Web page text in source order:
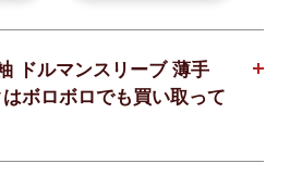
ドルマンスリーブ 薄手
ボロボロでも買い取って